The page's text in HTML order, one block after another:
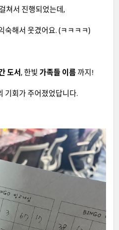
쳐서 진행되었는데,
숙해서 웃겼어요. (ㅋㅋㅋㅋ)
도서, 한빛 가족들 이름까지!
기회가 주어졌었답니다.